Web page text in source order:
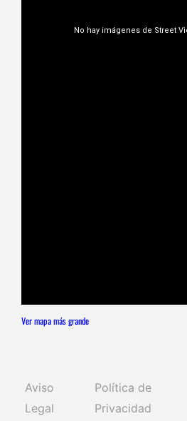
Ver mapa más grande
Aviso
Legal
Política de
Privacidad